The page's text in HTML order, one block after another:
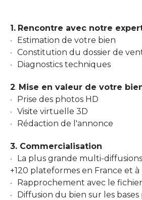
1. Rencontre avec notre
Estimation de votre bien
Constitution du dossier de
Diagnostics techniques
2. Mise en valeur de votre
Prise des photos HD
Visite virtuelle 3D
Rédaction de l'annonce
3. Commercialisation
La plus grande multi-
+120 plateformes en France et
Rapprochement avec le
Diffusion du bien sur les bases